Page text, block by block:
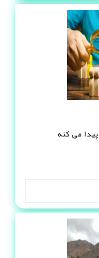
می کنه